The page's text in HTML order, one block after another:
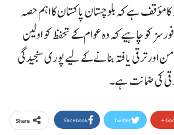
مؤقف ہے کہ بلوچستان پاکستان کا اہم حصہ
کو چاہیے کہ وہ عوام کے تحفظ کو اولین
اور ترقی یافتہ بنانے کے لیے پوری سنجیدگی
کی ضمانت ہے۔
Share Facebook Twitter